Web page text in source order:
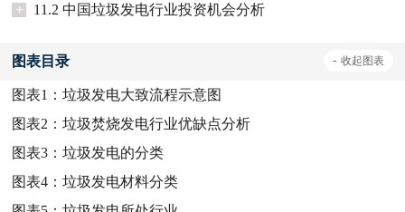
+
11.2 中国垃圾发电行业投资机会分析
图表目录 - 收起图表
图表1：垃圾发电大致流程示意图
图表2：垃圾焚烧发电行业优缺点分析
图表3：垃圾发电的分类
图表4：垃圾发电材料分类